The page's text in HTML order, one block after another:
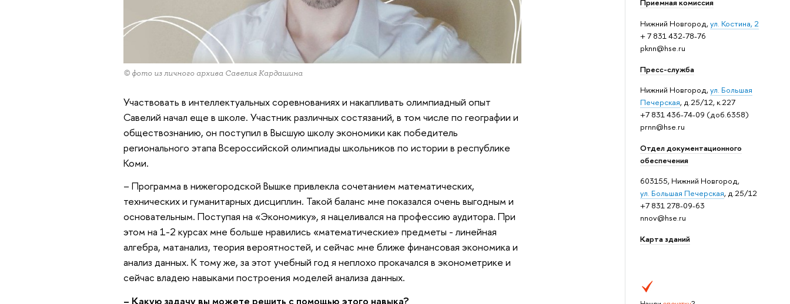
Приемная комиссия
Нижний Новгород,ул. Костина, 2
+ 7 831 432-78-76
pknn@hse.ru
Пресс-служба
Нижний Новгород,ул. Большая
Печерская, д.25/12, к.227
+7 831 436-74-09 (доб.6358)
prnn@hse.ru
Отдел документационного
обеспечения
603155, Нижний Новгород,
ул. Большая Печерская, д.25/12
+7 831 278-09-63
nnov@hse.ru
Карта зданий
© фото из личного архива Савелия Кардашина
Участвовать в интеллектуальных соревнованиях и накапливать олимпиадный опыт
Савелий начал еще в школе. Участник различных состязаний, в том числе по географии и
обществознанию, он поступил в Высшую школу экономики как победитель
регионального этапа Всероссийской олимпиады школьников по истории в республике
Коми.
– Программа в нижегородской Вышке привлекла сочетанием математических,
технических и гуманитарных дисциплин. Такой баланс мне показался очень выгодным и
основательным. Поступая на «Экономику», я нацеливался на профессию аудитора. При
этом на 1-2 курсах мне больше нравились «математические» предметы - линейная
алгебра, матанализ, теория вероятностей, и сейчас мне ближе финансовая экономика и
анализ данных. К тому же, за этот учебный год я неплохо прокачался в эконометрике и
сейчас владею навыками построения моделей анализа данных.
– Какую задачу вы можете решить с помощью этого навыка?